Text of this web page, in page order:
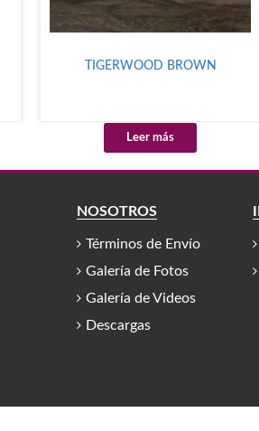
TIGERWOOD BROWN
Leer más
NOSOTROS
Términos de Envío
Galería de Fotos
Galería de Videos
Descargas